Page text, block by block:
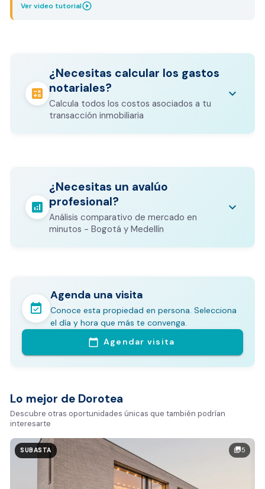
Ver video tutorialplay_circle_outline
calculate
¿Necesitas calcular los gastos
notariales?
Calcula todos los costos asociados a tu
transacción inmobiliaria
keyboard_arrow_down
Los gastos notariales incluyen
otros costos legales que varían según el
valor del inmueble.
CALCULADORA DE GASTOS NOTARIALES
analytics
¿Necesitas un avalúo
profesional?
Análisis comparativo de mercado en
minutos - Bogotá y Medellín
keyboard_arrow_down
En pocos minutos avalúa con este Análisis
Comparativo de Mercado (inicialmente
Bogotá y Medellín)
Análisis basado en datos reales:
Tiempo promedio de venta en la zona
Rango de precios de arriendo en el sector
Valor exclusivo para clientes de Dorotea:
20.000 COP
event_available
Agenda una visita
Conoce esta propiedad en persona. Selecciona
el día y hora que más te convenga.
calendar_today Agendar visita
Lo mejor de Dorotea
Descubre otras oportunidades únicas que también podrían
interesarte
photo_library5
SUBASTA